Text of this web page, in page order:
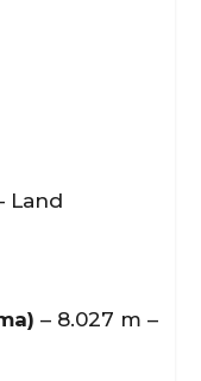
Land
– 8.027 m –